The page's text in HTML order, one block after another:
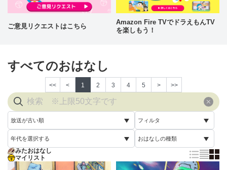
ご意見リクエストはこちら
Amazon Fire TVでドラえもんTV
を楽しもう！
すべてのおはなし
<< < 1 2 3 4 5 > >>
放送が古い順
放送が古い順
放送が新しい順
フィルタ
すべて
年代を選択する
すべて
おはなしの種類
みたおはなし
マイリスト